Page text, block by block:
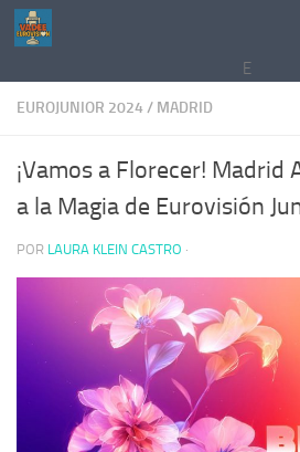
Saltar al contenido
E
EUROJUNIOR 2024/ MADRID
¡Vamos a Florecer! Madrid
a la Magia de Eurovisión
POR LAURA KLEIN CASTRO ·